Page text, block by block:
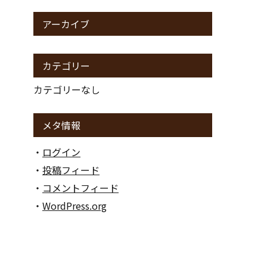
貴金属
アーカイブ
カテゴリー
カテゴリーなし
メタ情報
ログイン
投稿フィード
コメントフィード
WordPress.org